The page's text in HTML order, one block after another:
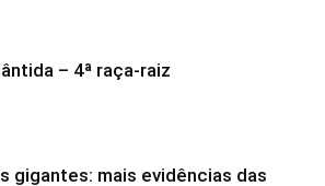
– 4ª raça-raiz
gigantes: mais evidências das